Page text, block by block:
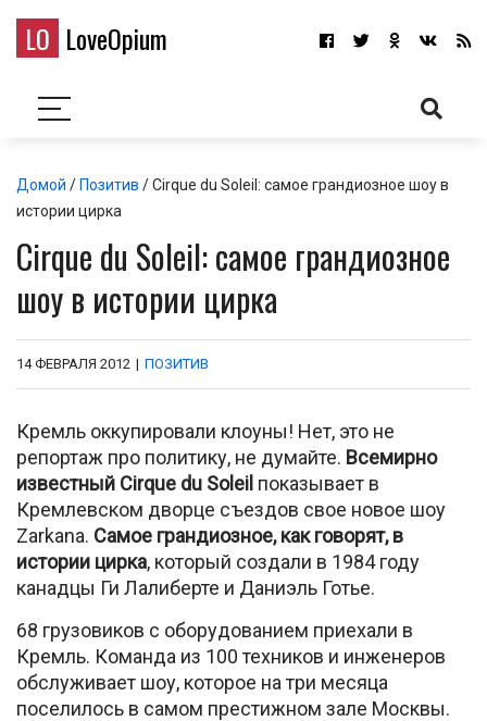
LO LoveOpium
Домой / Позитив / Cirque du Soleil: самое грандиозное шоу в
истории цирка
Cirque du Soleil: самое грандиозное
шоу в истории цирка
14 ФЕВРАЛЯ 2012 | ПОЗИТИВ
Кремль оккупировали клоуны! Нет, это не
репортаж про политику, не думайте. Всемирно
известный Cirque du Soleil показывает в
Кремлевском дворце съездов свое новое шоу
Zarkana. Самое грандиозное, как говорят, в
истории цирка, который создали в 1984 году
канадцы Ги Лалиберте и Даниэль Готье.
68 грузовиков с оборудованием приехали в
Кремль. Команда из 100 техников и инженеров
обслуживает шоу, которое на три месяца
поселилось в самом престижном зале Москвы.